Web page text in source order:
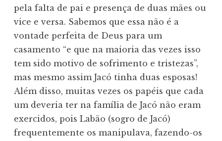
pela falta de pai e presença de duas mães ou
vice e versa. Sabemos que essa não é a
vontade perfeita de Deus para um
casamento “e que na maioria das vezes isso
tem sido motivo de sofrimento e tristezas”,
mas mesmo assim Jacó tinha duas esposas!
Além disso, muitas vezes os papéis que cada
um deveria ter na família de Jacó não eram
exercidos, pois Labão (sogro de Jacó)
frequentemente os manipulava, fazendo-os